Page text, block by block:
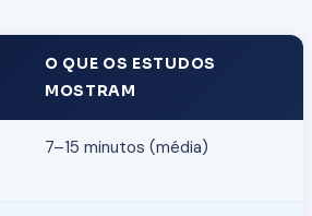
O QUE OS ESTUDOS
MOSTRAM
7–15 minutos (média)